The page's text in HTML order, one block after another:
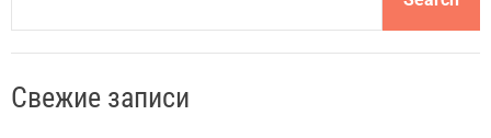
a
c
Свежие записи